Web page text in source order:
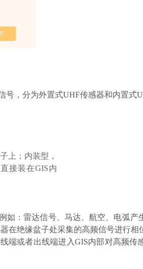
，分为外置式UHF传感器和内置式
上；内装型，
接装在GIS内
如：雷达信号、马达、航空、电弧产
在绝缘盆子处采集的高频信号进行相
端或者出线端进入GIS内部对高频传